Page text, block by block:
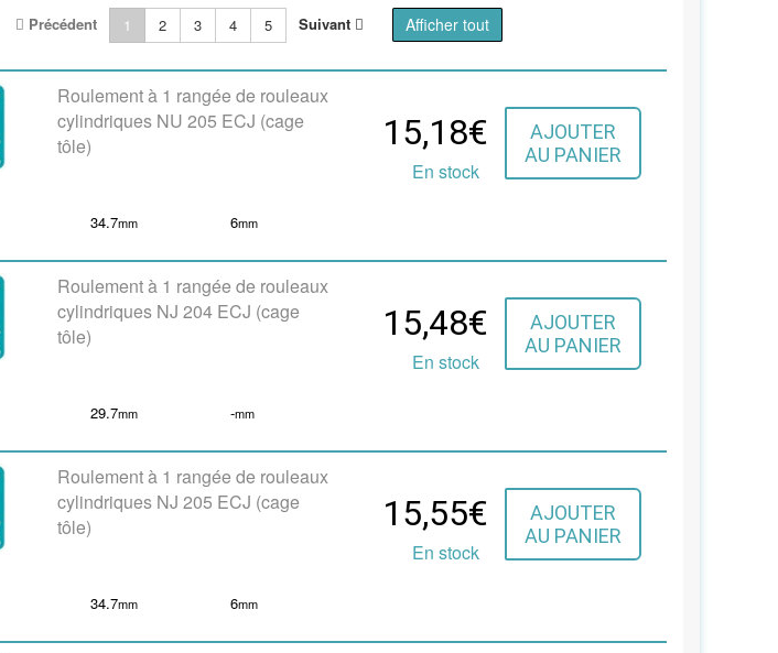
Afficher tout
Précédent 1 2 3 4 5 Suivant
Roulement à 1 rangée de rouleaux
cylindriques NU 205 ECJ (cage
tôle)
34.7mm 6mm
15,18€
En stock
AJOUTER
AU PANIER
Roulement à 1 rangée de rouleaux
cylindriques NJ 204 ECJ (cage
tôle)
29.7mm -mm
15,48€
En stock
AJOUTER
AU PANIER
Roulement à 1 rangée de rouleaux
cylindriques NJ 205 ECJ (cage
tôle)
34.7mm 6mm
15,55€
En stock
AJOUTER
AU PANIER